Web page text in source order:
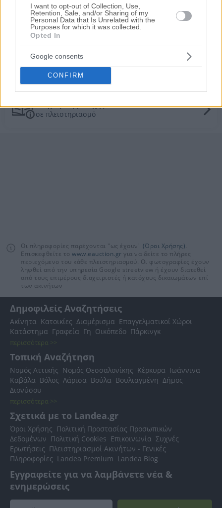
I want to opt-out of Collection, Use,
Retention, Sale, and/or Sharing of my
Personal Data that Is Unrelated with the
Purposes for which it was collected.
Opted In
Google consents
CONFIRM
Τιμές πώλησης/ενοικίασης κατοικιών στην
τοπική αγορά
Τα πάντα για τους πλειστηριασμούς
Γενικές πληροφορίες
για τους πλειστηριασμούς
Οδηγός συμμετοχής
σε πλειστηριασμό
Οι πληροφορίες παρέχονται "ως έχουν" (Όροι Χρήσης).
Επισκεφθείτε το www.eauction.gr για να δείτε το πλήρες
περιεχόμενο του κάθε πλειστηριασμού. Οι φωτογραφίες έχουν
ληφθεί από την υπηρεσία Google streetview ή έχουν διατεθεί
από τους επιμέρους διαχειριστές ή κατόχους δικαιωμάτων επί
των ακινήτων
Δημοφιλείς Αναζητήσεις
Ακίνητα Κατοικίες Διαμέρισμα Επαγγελματικοί Χώροι
Κατάστημα Γραφεία Γη Οικόπεδο Πάρκινγκ
περισσότερα >>
Τοπική Αναζήτηση
Νομός Αττικής Νομός Θεσσαλονίκης Κέρκυρα Ιωάννινα
Καβάλα Βόλος Λάρισα Βούλα Βουλιαγμένη Δήμος
Διονύσου
περισσότερα >>
Σχετικά με το Landea.gr
Όροι Χρήσης Πολιτική Προστασίας Προσωπικών
Δεδομένων Πολιτική Cookies Επικοινωνία Συχνές
Ερωτήσεις Πλειστηριασμοί Ακινήτων - Γενικές
Πληροφορίες Landea Premium Landea Blog
Εγγραφείτε για να λαμβάνετε νέα &
ενημερώσεις